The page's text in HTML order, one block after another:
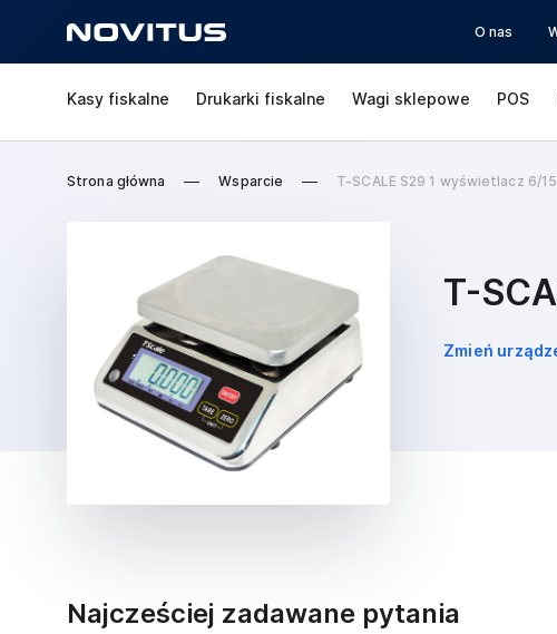
O nas
Kasy fiskalne Drukarki fiskalne Wagi sklepowe POS
Strona główna Wsparcie T-SCALE S29 1 wyświetlacz 6/
T-
Zmień
Najcześciej zadawane pytania